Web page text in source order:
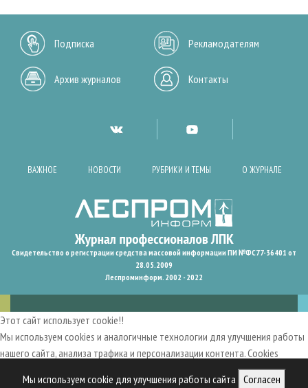
Мы используем cookie для улучшения работы сайта Согласен
Подписка Рекламодателям
Архив журналов Контакты
ВАЖНОЕ НОВОСТИ РУБРИКИ И ТЕМЫ О ЖУРНАЛЕ
Свидетельство о регистрации средства массовой информации ПИ №ФС77-36401 от
28.05.2009
Леспроминформ. 2002 - 2022
Этот сайт использует cookie!!
Мы используем cookies и аналогичные технологии для улучшения работы
нашего сайта, анализа трафика и персонализации контента. Cookies